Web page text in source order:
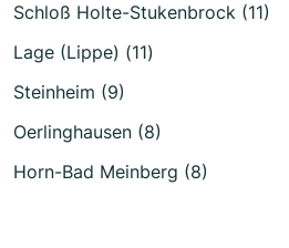
Schloß Holte-Stukenbrock (11)
Lage (Lippe) (11)
Steinheim (9)
Oerlinghausen (8)
Horn-Bad Meinberg (8)